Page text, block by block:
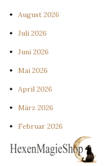
August 2026
Juli 2026
Juni 2026
Mai 2026
April 2026
März 2026
Februar 2026